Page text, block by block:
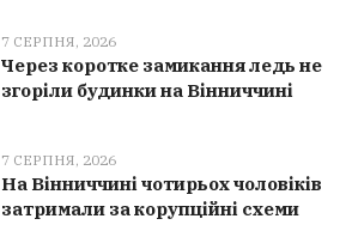
7 СЕРПНЯ, 2026
Через коротке замикання ледь не
згоріли будинки на Вінниччині
7 СЕРПНЯ, 2026
На Вінниччині чотирьох чоловіків
затримали за корупційні схеми